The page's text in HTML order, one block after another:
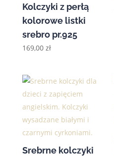
Kolczyki z perłą
kolorowe listki
srebro pr.925
169,00 zł
Srebrne kolczyki